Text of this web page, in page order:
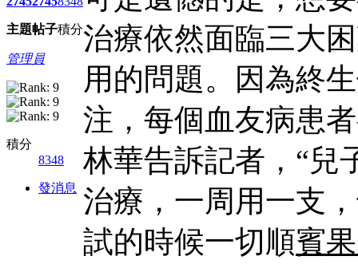
主題帖子積分
管理員
積分
8348
發消息
治療依然面臨三大
用的問題。因為終
注，每個血友病患
林華告訴記者，“兒
治療，一周用一支
試的時候一切順賓